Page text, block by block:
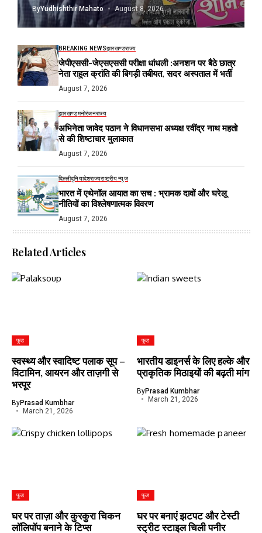
ByYudhishthir Mahato August 8, 2026
BREAKING NEWSझारखण्डराज्य
जेपीएससी-जेएसएससी परीक्षा धांधली :अनशन पर बैठे छात्र
नेता राहुल क्रांति की बिगड़ी तबीयत, सदर अस्पताल में भर्ती
August 7, 2026
झारखण्डमनोरंजनराज्य
अभिनेता जावेद पठान ने विधानसभा अध्यक्ष रवींद्र नाथ महतो
से की शिष्टाचार मुलाकात
August 7, 2026
दिल्लीदुनियादेशराज्यराष्ट्रीय न्यूज
भारत में एथेनॉल आयात का सच : भ्रामक दावों और घरेलू
नीतियों का विश्लेषणात्मक विवरण
August 7, 2026
Related Articles
फूड
स्वस्थ्य और स्वादिष्ट पलाक सूप –
विटामिन, आयरन और ताज़गी से
भरपूर
ByPrasad Kumbhar
March 21, 2026
फूड
भारतीय डाइनर्स के लिए हल्के और
प्राकृतिक मिठाइयों की बढ़ती मांग
ByPrasad Kumbhar
March 21, 2026
फूड
घर पर ताज़ा और कुरकुरा चिकन
लॉलिपॉप बनाने के टिप्स
फूड
घर पर बनाएं झटपट और टेस्टी
स्ट्रीट स्टाइल चिली पनीर